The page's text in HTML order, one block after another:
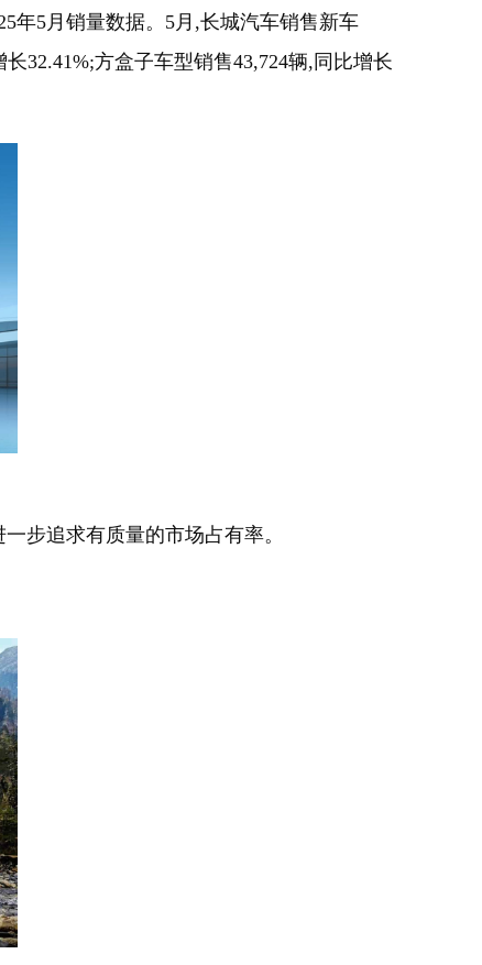
年5月销量数据。5月,长城汽车销售新车
32.41%;方盒子车型销售43,724辆,同比增长
步追求有质量的市场占有率。